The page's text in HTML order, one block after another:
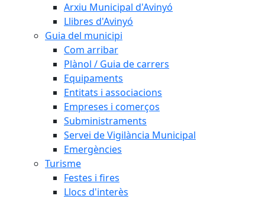
Arxiu Municipal d'Avinyó
Llibres d'Avinyó
Guia del municipi
Com arribar
Plànol / Guia de carrers
Equipaments
Entitats i associacions
Empreses i comerços
Subministraments
Servei de Vigilància Municipal
Emergències
Turisme
Festes i fires
Llocs d'interès